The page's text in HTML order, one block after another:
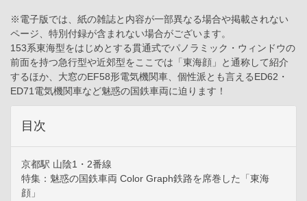
※電子版では、紙の雑誌と内容が一部異なる場合や掲載されない
ページ、特別付録が含まれない場合がございます。
153系東海型をはじめとする貫通式でパノラミック・ウィンドウの
前面を持つ急行型や近郊型をここでは「東海顔」と通称して紹介
するほか、大窓のEF58形電気機関車、個性派とも言えるED62・
ED71電気機関車など魅惑の国鉄車両に迫ります！
目次
京都駅 山陰1・2番線
特集：魅惑の国鉄車両 Color Graph鉄路を席巻した「東海
顔」